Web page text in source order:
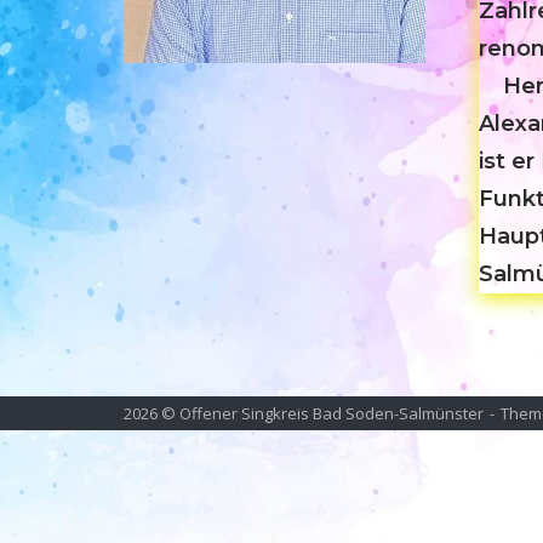
ist er
2026 © Offener Singkreis Bad Soden-Salmünster